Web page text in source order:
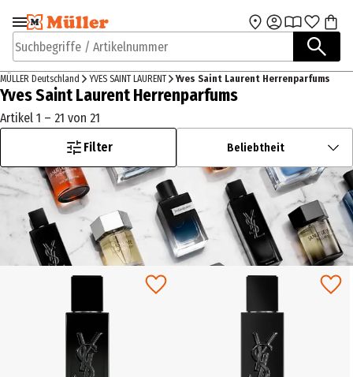
Zur Navigation
springen
Zum Hauptinhalt
Suchbegriffe / Artikelnummer
MÜLLER Deutschland YVES SAINT LAURENT Yves Saint Laurent Herrenparfums
Yves Saint Laurent Herrenparfums
Artikel 1 – 21 von 21
Filter
Beliebtheit